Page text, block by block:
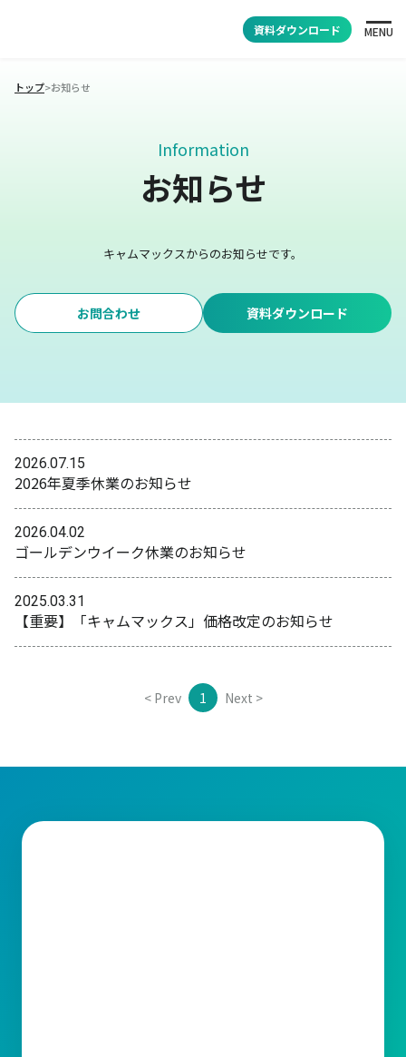
資料ダウンロード MENU
トップ>お知らせ
Information
お知らせ
キャムマックスからのお知らせです。
お問合わせ 資料ダウンロード
2026.07.15
2026年夏季休業のお知らせ
2026.04.02
ゴールデンウイーク休業のお知らせ
2025.03.31
【重要】「キャムマックス」価格改定のお知らせ
< Prev 1 Next >